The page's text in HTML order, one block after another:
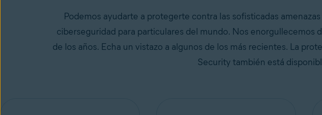
Podemos ayudarte a protegerte contra las sofisticadas
ciberseguridad para particulares del mundo. Nos enorgullecemos
de los años. Echa un vistazo a algunos de los más recientes. La
Security también está